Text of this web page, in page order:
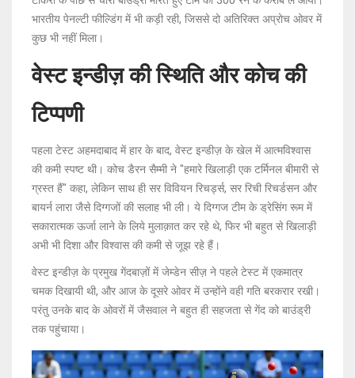
भारतीय पेनल्टी फील्डिंग में भी कड़ी रही, जिससे दो अतिरिक्त अप्रोच ओवर में
कुछ भी नहीं मिला।
वेस्ट इन्डीज़ की स्थिति और कोच की
टिप्पणी
पहला टेस्ट अहमदाबाद में हार के बाद, वेस्ट इन्डीज़ के खेल में आत्मविश्वास
की कमी स्पष्ट थी। कोच डैरन सैम्मी ने "हमारे खिलाड़ी एक टर्मिनल बीमारी से
ग्रस्त हैं" कहा, लेकिन साथ ही सर विवियन रिचर्ड्स, सर रिची रिचर्डसन और
बायर्न लारा जैसे दिग्गजों की सलाह भी ली। ये दिग्गज टीम के ड्रेसिंग रूम में
सकारात्मक ऊर्जा लाने के लिये मुलाक़ात कर रहे थे, फिर भी बहुत से खिलाड़ी
अभी भी दिशा और विश्वास की कमी से जूझ रहे हैं।
वेस्ट इन्डीज़ के प्रमुख गेंदबाज़ों में जेम्डेन सीज़ ने पहले टेस्ट में एकमात्र
चमक दिखायी थी, और आज के दूसरे ओवर में उन्होंने वही गति बरकरार रखी।
परंतु उनके बाद के ओवरों में जैसवाल ने बहुत ही सहजता से गेंद को बाउंड्री
तक पहुंचाया।